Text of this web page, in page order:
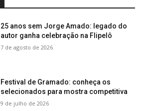
25 anos sem Jorge Amado: legado do
autor ganha celebração na Flipelô
7 de agosto de 2026
Festival de Gramado: conheça os
selecionados para mostra competitiva
9 de julho de 2026